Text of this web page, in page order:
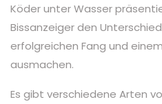
Köder unter Wasser
Bissanzeiger den
erfolgreichen Fang und
ausmachen.
Es gibt verschiedene Arten